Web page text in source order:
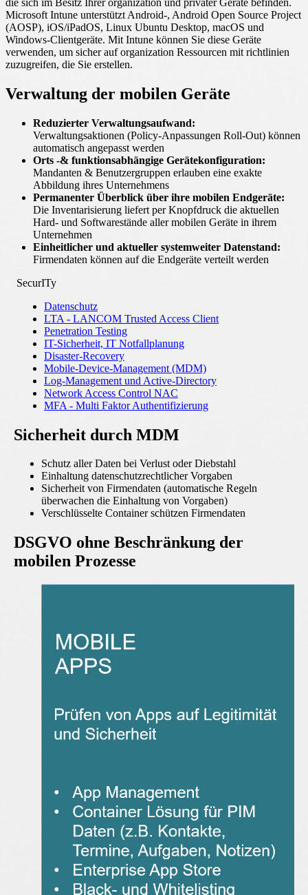
Microsoft Intune unterstützt Android-, Android Open Source Project
(AOSP), iOS/iPadOS, Linux Ubuntu Desktop, macOS und
Windows-Clientgeräte. Mit Intune können Sie diese Geräte
verwenden, um sicher auf organization Ressourcen mit richtlinien
zuzugreifen, die Sie erstellen.
Verwaltung der mobilen Geräte
Reduzierter Verwaltungsaufwand:
Verwaltungsaktionen (Policy-Anpassungen Roll-Out) können
automatisch angepasst werden
Orts -& funktionsabhängige Gerätekonfiguration:
Mandanten & Benutzergruppen erlauben eine exakte
Abbildung ihres Unternehmens
Permanenter Überblick über ihre mobilen Endgeräte:
Die Inventarisierung liefert per Knopfdruck die aktuellen
Hard- und Softwarestände aller mobilen Geräte in ihrem
Unternehmen
Einheitlicher und aktueller systemweiter Datenstand:
Firmendaten können auf die Endgeräte verteilt werden
SecurITy
Datenschutz
LTA - LANCOM Trusted Access Client
Penetration Testing
IT-Sicherheit, IT Notfallplanung
Disaster-Recovery
Mobile-Device-Management (MDM)
Log-Management und Active-Directory
Network Access Control NAC
MFA - Multi Faktor Authentifizierung
Sicherheit durch MDM
Schutz aller Daten bei Verlust oder Diebstahl
Einhaltung datenschutzrechtlicher Vorgaben
Sicherheit von Firmendaten (automatische Regeln
überwachen die Einhaltung von Vorgaben)
Verschlüsselte Container schützen Firmendaten
DSGVO ohne Beschränkung der
mobilen Prozesse